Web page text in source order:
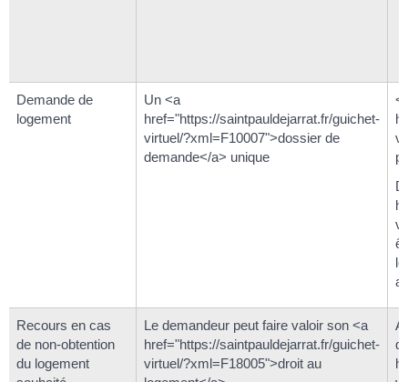
Demande de
logement
Un <a
href="https://saintpauldejarrat.fr/guichet-
virtuel/?xml=F10007">dossier de
demande</a> unique
Recours en cas
de non-obtention
du logement
Le demandeur peut faire valoir son <a
href="https://saintpauldejarrat.fr/guichet-
virtuel/?xml=F18005">droit au